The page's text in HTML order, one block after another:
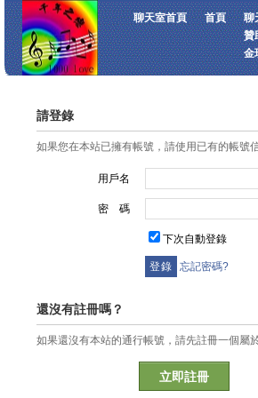
聊天室首頁 首頁
聊
贊
金
請登錄
如果您在本站已擁有帳號，請使用已有的帳號
用戶名
密 碼
下次自動登錄
忘記密碼?
還沒有註冊嗎？
如果還沒有本站的通行帳號，請先註冊一個屬
立即註冊